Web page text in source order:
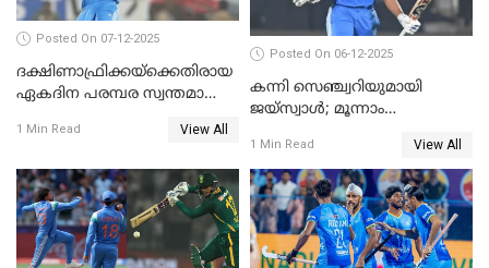
Posted On 07-12-2025
ദക്ഷിണാഫ്രിക്കയ്‌ക്കെതിരായ
ഏകദിന പരമ്പര സ്വന്തമാക്കി
1 Min Read View All
Posted On 06-12-2025
കന്നി സെഞ്ച്വറിയുമായി
ജയ്‌സ്വാൾ; മൂന്നാം
പ്രോട്ടീസിനെതിരെ ജയം,
പരമ്പര
1 Min Read View All